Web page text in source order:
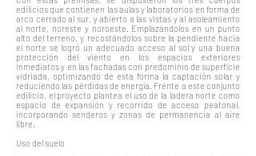
edilicios que contienen las aulas y laboratorios en forma de
arco cerrado al sur, y abierto a las vistas y al asoleamiento
al norte, noreste y noroeste. Emplazándolos en un punto
alto del terreno, y recostándolos sobre la pendiente hacia
el norte se logró un adecuado acceso al sol y una buena
protección del viento en los espacios exteriores
inmediatos y en las fachadas con predominio de superficie
vidriada, optimizando de esta forma la captación solar y
reduciendo las pérdidas de energía. Frente a este conjunto
edilicio, el proyecto plantea el uso de la ladera norte como
espacio de expansión y recorrido de acceso peatonal,
incorporando senderos y zonas de permanencia al aire
libre.
Uso del suelo